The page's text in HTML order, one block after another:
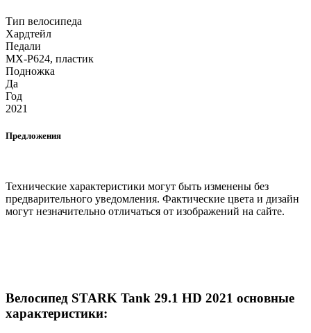
Тип велосипеда
Хардтейл
Педали
MX-P624, пластик
Подножка
Да
Год
2021
Предложения
Технические характеристики могут быть изменены без
предварительного уведомления. Фактические цвета и дизайн
могут незначительно отличаться от изображений на сайте.
Велосипед STARK Tank 29.1 HD 2021 основные
характеристики: